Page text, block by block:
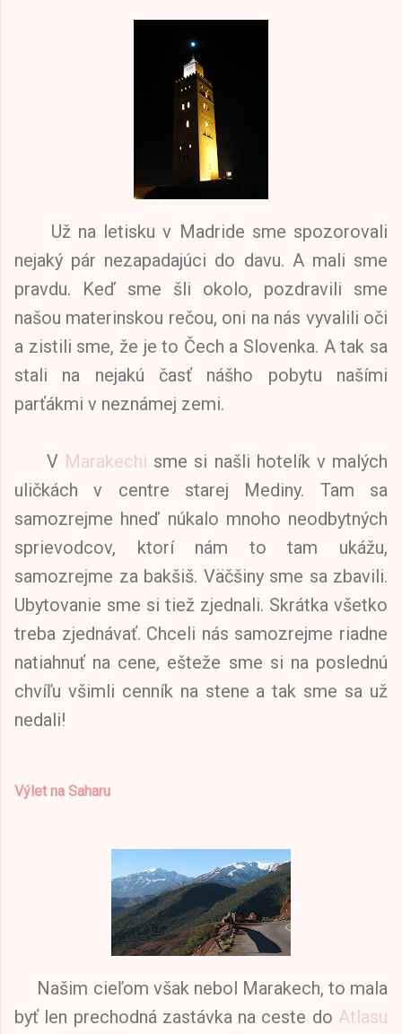
Už na letisku v Madride sme spozorovali
nejaký pár nezapadajúci do davu. A mali sme
pravdu. Keď sme šli okolo, pozdravili sme
našou materinskou rečou, oni na nás vyvalili oči
a zistili sme, že je to Čech a Slovenka. A tak sa
stali na nejakú časť nášho pobytu našími
parťákmi v neznámej zemi.
V Marakechi sme si našli hotelík v malých
uličkách v centre starej Mediny. Tam sa
samozrejme hneď núkalo mnoho neodbytných
sprievodcov, ktorí nám to tam ukážu,
samozrejme za bakšiš. Väčšiny sme sa zbavili.
Ubytovanie sme si tiež zjednali. Skrátka všetko
treba zjednávať. Chceli nás samozrejme riadne
natiahnuť na cene, ešteže sme si na poslednú
chvíľu všimli cenník na stene a tak sme sa už
nedali!
Výlet na Saharu
Našim cieľom však nebol Marakech, to mala
byť len prechodná zastávka na ceste do Atlasu